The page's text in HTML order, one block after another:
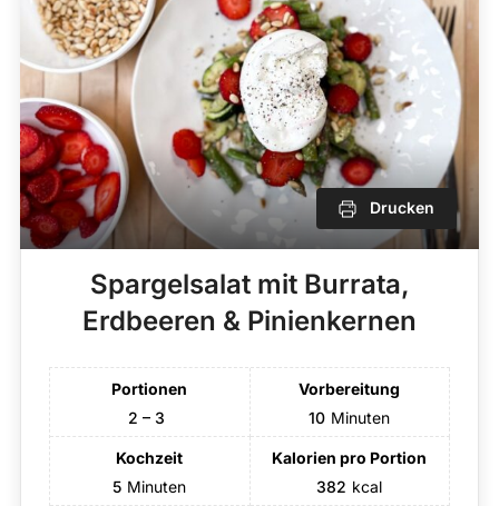
Drucken
Spargelsalat mit Burrata,
Erdbeeren & Pinienkernen
Portionen
2 – 3
Vorbereitung
10 Minuten
Kochzeit
5 Minuten
Kalorien pro Portion
382 kcal